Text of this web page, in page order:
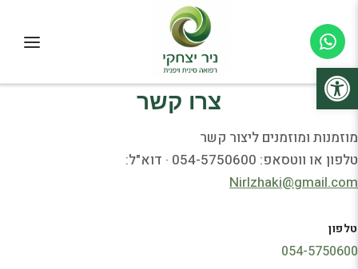
פתח סרגל נגישות
צרו קשר
מוזמנות ומוזמנים ליצור קשר
טלפון או ווטסאפ: 054-5750600 · דוא"ל:
NirIzhaki@gmail.com
טלפון
054-5750600